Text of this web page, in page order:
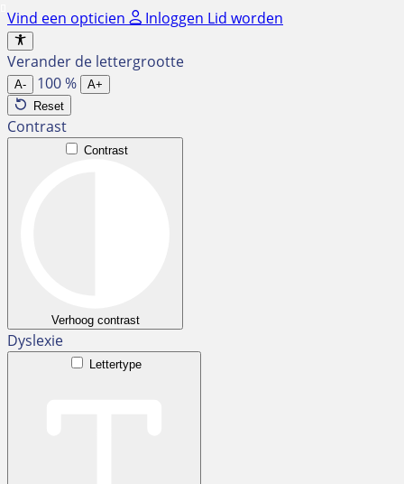
Ga
naar
de
inhoud
Vind een opticien Inloggen Lid worden
Verander de lettergrootte
A- 100%
A+
Reset
Contrast
Contrast
Verhoog contrast
Dyslexie
Lettertype